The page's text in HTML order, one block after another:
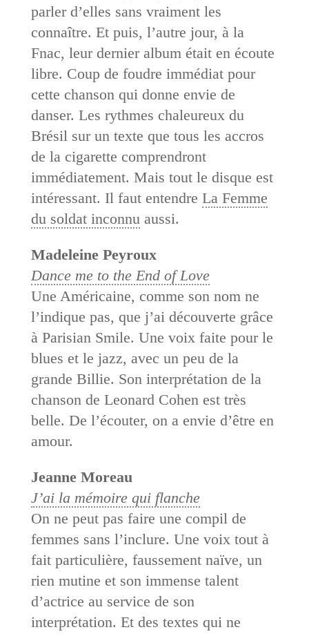
parler d’elles sans vraiment les
connaître. Et puis, l’autre jour, à la
Fnac, leur dernier album était en écoute
libre. Coup de foudre immédiat pour
cette chanson qui donne envie de
danser. Les rythmes chaleureux du
Brésil sur un texte que tous les accros
de la cigarette comprendront
immédiatement. Mais tout le disque est
intéressant. Il faut entendre La Femme
du soldat inconnu aussi.
Madeleine Peyroux
Dance me to the End of Love
Une Américaine, comme son nom ne
l’indique pas, que j’ai découverte grâce
à Parisian Smile. Une voix faite pour le
blues et le jazz, avec un peu de la
grande Billie. Son interprétation de la
chanson de Leonard Cohen est très
belle. De l’écouter, on a envie d’être en
amour.
Jeanne Moreau
J’ai la mémoire qui flanche
On ne peut pas faire une compil de
femmes sans l’inclure. Une voix tout à
fait particulière, faussement naïve, un
rien mutine et son immense talent
d’actrice au service de son
interprétation. Et des textes qui ne